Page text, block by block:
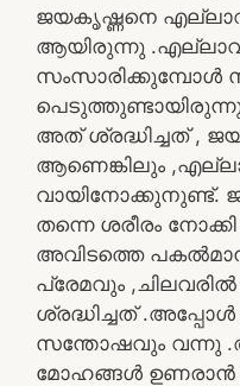
ജയകൃഷ്ണനെ
ആയിരുന്നു
സംസാരിക്കുമ്പോൾ
അത് ശ്രദ്ധിച്ചത് ,
ആണെങ്കിലും
വായിനോക്കുനുണ്ട്.
തന്നെ ശരീരം
അവിടത്തെ
പ്രേമവും
ശ്രദ്ധിച്ചത്
സന്തോഷവും വന്നു
മോഹങ്ങൾ ഉണരാൻ